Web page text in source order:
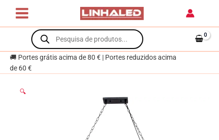
content
Products
search
🚚 Portes grátis acima de 80 € | Portes reduzidos acima
de 60 €
🔍
de
tecto
C.98xL.22xAlt.Reg.cm
Corda
Castanho